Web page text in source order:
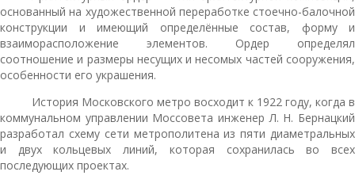
основанный на художественной переработке стоечно-балочной
конструкции и имеющий определённые состав, форму и
взаиморасположение элементов. Ордер определял
соотношение и размеры несущих и несомых частей сооружения,
особенности его украшения.
История Московского метро восходит к 1922 году, когда в
коммунальном управлении Моссовета инженер Л. Н. Бернацкий
разработал схему сети метрополитена из пяти диаметральных
и двух кольцевых линий, которая сохранилась во всех
последующих проектах.